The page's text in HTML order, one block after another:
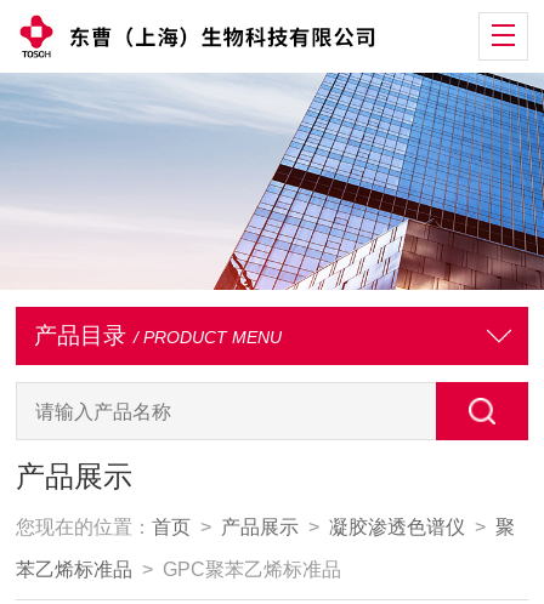
产品目录 / PRODUCT MENU
产品展示
您现在的位置：首页 > 产品展示 >凝胶渗透色谱仪 >聚
苯乙烯标准品 > GPC聚苯乙烯标准品